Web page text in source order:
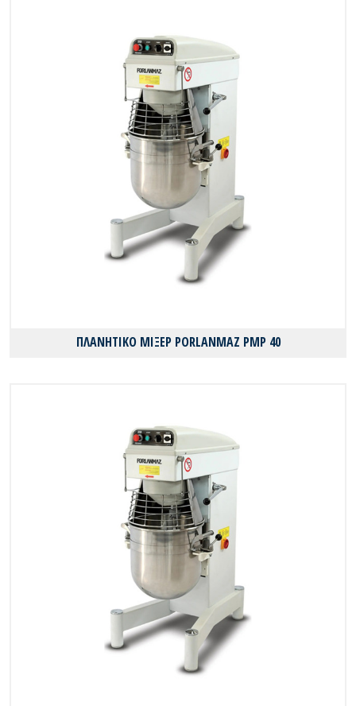
ΠΛΑΝΗΤΙΚΟ ΜΙΞΕΡ PORLANMAZ PMP 40